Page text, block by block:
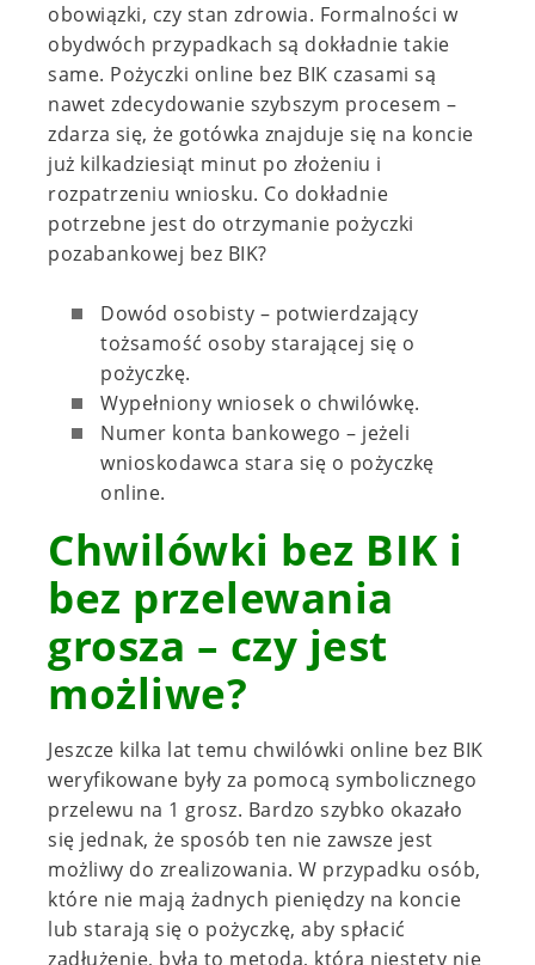
obowiązki, czy stan zdrowia. Formalności w
obydwóch przypadkach są dokładnie takie
same. Pożyczki online bez BIK czasami są
nawet zdecydowanie szybszym procesem –
zdarza się, że gotówka znajduje się na koncie
już kilkadziesiąt minut po złożeniu i
rozpatrzeniu wniosku. Co dokładnie
potrzebne jest do otrzymanie pożyczki
pozabankowej bez BIK?
Dowód osobisty – potwierdzający
tożsamość osoby starającej się o
pożyczkę.
Wypełniony wniosek o chwilówkę.
Numer konta bankowego – jeżeli
wnioskodawca stara się o pożyczkę
online.
Chwilówki bez BIK i
bez przelewania
grosza – czy jest
możliwe?
Jeszcze kilka lat temu chwilówki online bez BIK
weryfikowane były za pomocą symbolicznego
przelewu na 1 grosz. Bardzo szybko okazało
się jednak, że sposób ten nie zawsze jest
możliwy do zrealizowania. W przypadku osób,
które nie mają żadnych pieniędzy na koncie
lub starają się o pożyczkę, aby spłacić
zadłużenie, była to metoda, która niestety nie